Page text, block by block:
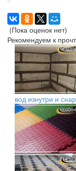
(Пока оценок нет)
Рекомендуем к
вод изнутри и